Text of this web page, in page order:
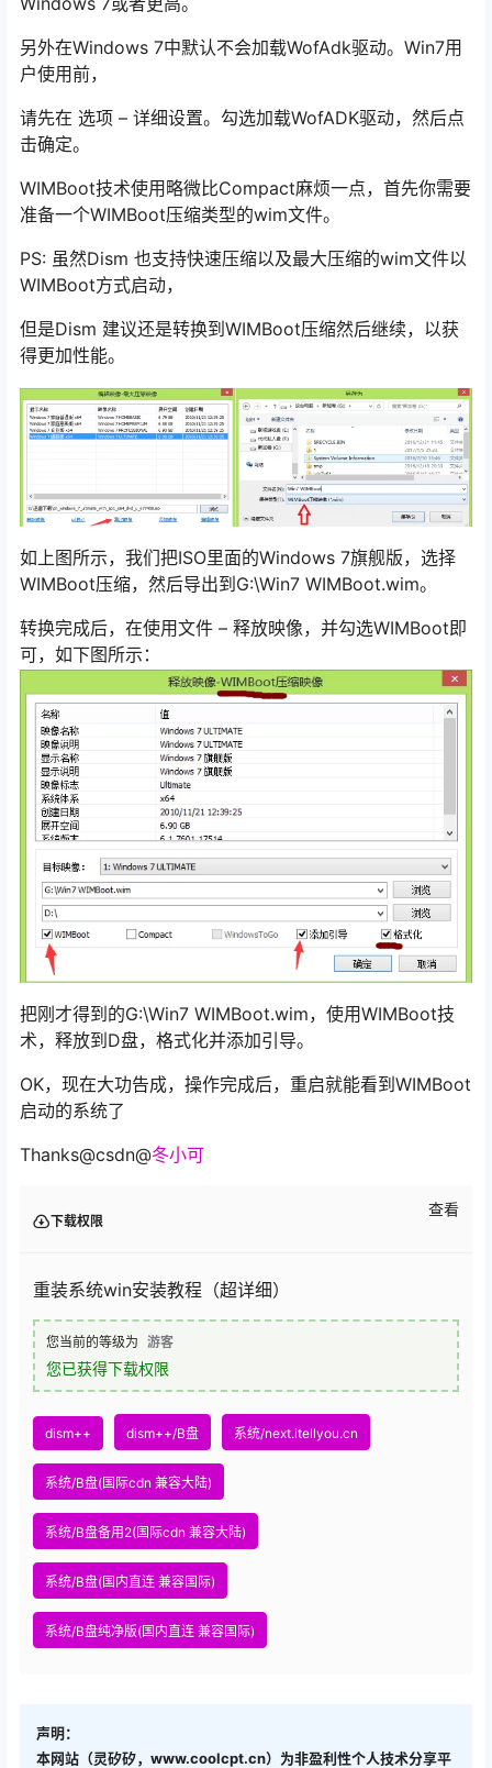
另外在Windows 7中默认不会加载WofAdk驱动。Win7用
户使用前，
请先在 选项 – 详细设置。勾选加载WofADK驱动，然后点
击确定。
WIMBoot技术使用略微比Compact麻烦一点，首先你需要
准备一个WIMBoot压缩类型的wim文件。
PS: 虽然Dism 也支持快速压缩以及最大压缩的wim文件以
WIMBoot方式启动，
但是Dism 建议还是转换到WIMBoot压缩然后继续，以获
得更加性能。
如上图所示，我们把ISO里面的Windows 7旗舰版，选择
WIMBoot压缩，然后导出到G:\Win7 WIMBoot.wim。
转换完成后，在使用文件 – 释放映像，并勾选WIMBoot即
可，如下图所示：
把刚才得到的G:\Win7 WIMBoot.wim，使用WIMBoot技
术，释放到D盘，格式化并添加引导。
OK，现在大功告成，操作完成后，重启就能看到WIMBoot
启动的系统了
Thanks@csdn@冬小可
下载权限
查看
重装系统win安装教程（超详细）
您当前的等级为 游客
您已获得下载权限
dism++ dism++/B盘 系统/next.itellyou.cn
系统/B盘(国际cdn 兼容大陆)
系统/B盘备用2(国际cdn 兼容大陆)
系统/B盘(国内直连 兼容国际)
系统/B盘纯净版(国内直连 兼容国际)
声明：
本网站（灵矽矽，www.coolcpt.cn）为非盈利性个人技术分享平